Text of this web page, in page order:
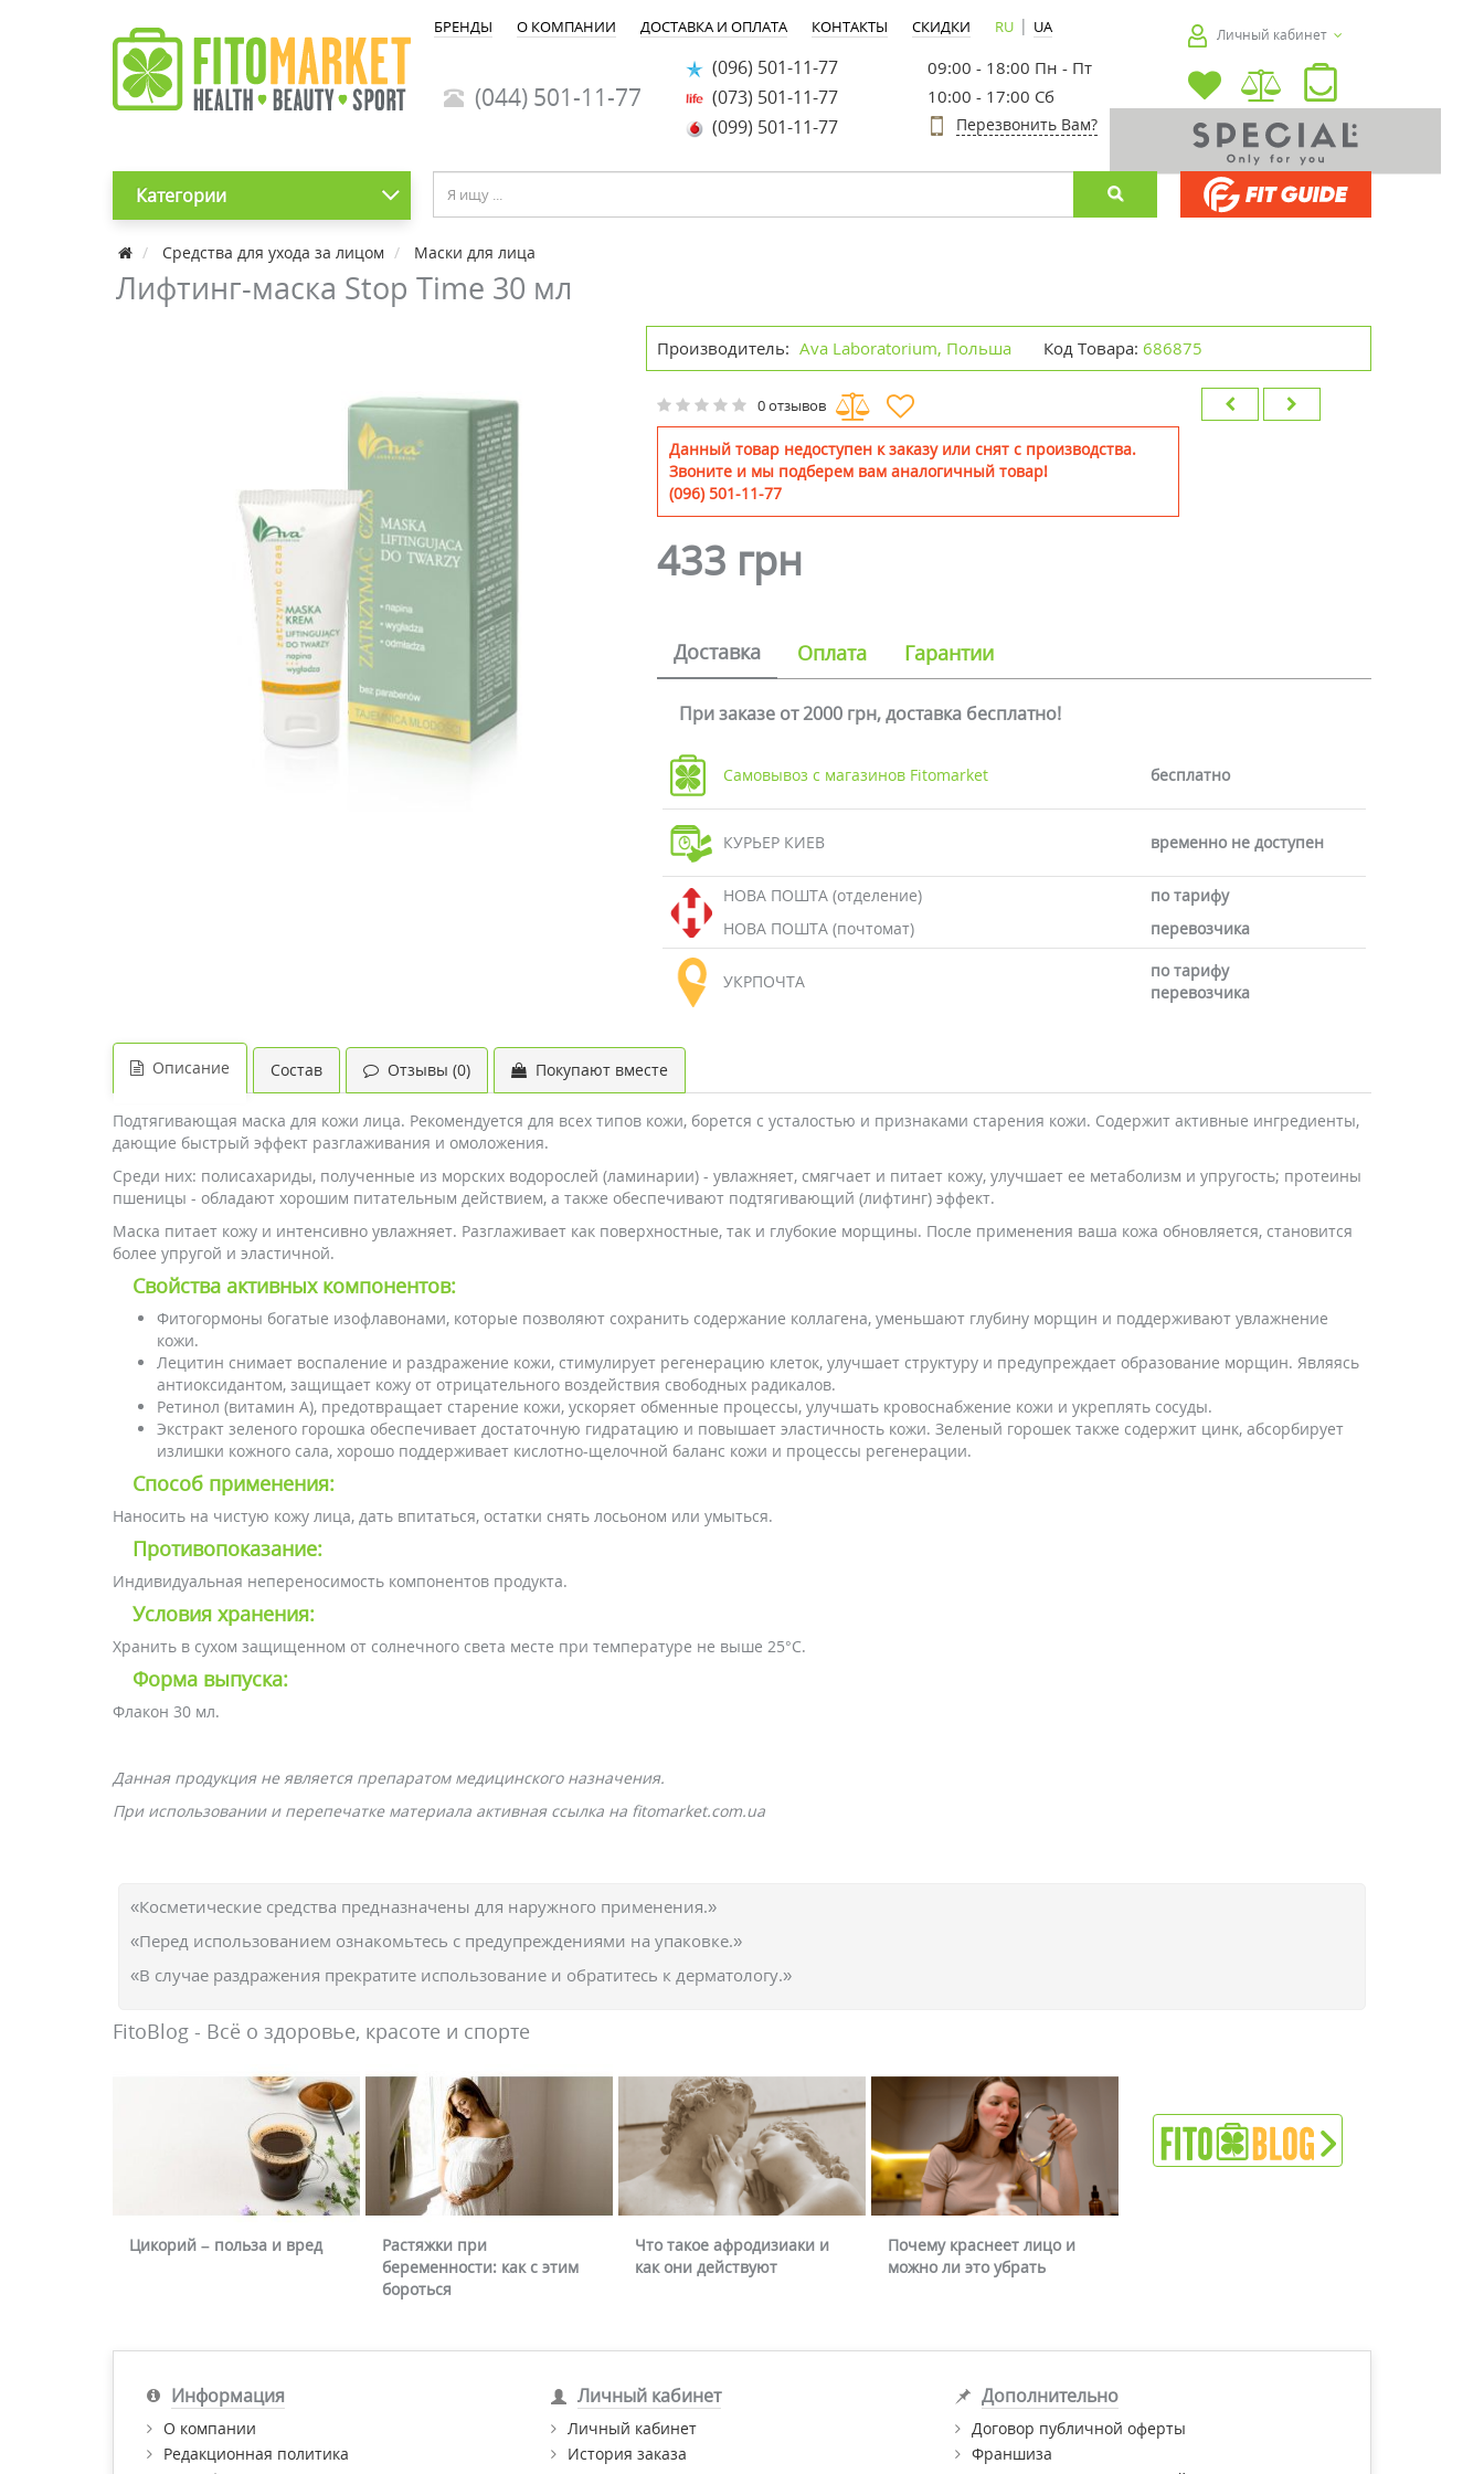
БРЕНДЫ О КОМПАНИИ ДОСТАВКА И ОПЛАТА КОНТАКТЫ СКИДКИ RU | UA
(044) 501-11-77
(096) 501-11-77
(073) 501-11-77
(099) 501-11-77
09:00 - 18:00 Пн - Пт
10:00 - 17:00 Сб
Перезвонить Вам?
Личный кабинет
Категории
Средства для ухода за лицом Маски для лица
Лифтинг-маска Stop Timе 30 мл
Производитель: Ava Laboratorium, Польша Код Товара: 686875
0 отзывов
Данный товар недоступен к заказу или снят с производства.
Звоните и мы подберем вам аналогичный товар!
(096) 501-11-77
433 грн
Доставка Оплата Гарантии
При заказе от 2000 грн, доставка бесплатно!
Самовывоз с магазинов Fitomarket бесплатно
КУРЬЕР КИЕВ временно не доступен
НОВА ПОШТА (отделение)
по тарифу
НОВА ПОШТА (почтомат)
перевозчика
УКРПОЧТА
по тарифу
перевозчика
Описание Состав Отзывы (0) Покупают вместе
Подтягивающая маска для кожи лица. Рекомендуется для всех типов кожи, борется с усталостью и признаками старения кожи. Содержит активные ингредиенты,
дающие быстрый эффект разглаживания и омоложения.
Среди них: полисахариды, полученные из морских водорослей (ламинарии) - увлажняет, смягчает и питает кожу, улучшает ее метаболизм и упругость; протеины
пшеницы - обладают хорошим питательным действием, а также обеспечивают подтягивающий (лифтинг) эффект.
Маска питает кожу и интенсивно увлажняет. Разглаживает как поверхностные, так и глубокие морщины. После применения ваша кожа обновляется, становится
более упругой и эластичной.
Свойства активных компонентов:
Фитогормоны богатые изофлавонами, которые позволяют сохранить содержание коллагена, уменьшают глубину морщин и поддерживают увлажнение
кожи.
Лецитин снимает воспаление и раздражение кожи, стимулирует регенерацию клеток, улучшает структуру и предупреждает образование морщин. Являясь
антиоксидантом, защищает кожу от отрицательного воздействия свободных радикалов.
Ретинол (витамин А), предотвращает старение кожи, ускоряет обменные процессы, улучшать кровоснабжение кожи и укреплять сосуды.
Экстракт зеленого горошка обеспечивает достаточную гидратацию и повышает эластичность кожи. Зеленый горошек также содержит цинк, абсорбирует
излишки кожного сала, хорошо поддерживает кислотно-щелочной баланс кожи и процессы регенерации.
Способ применения:
Наносить на чистую кожу лица, дать впитаться, остатки снять лосьоном или умыться.
Противопоказание:
Индивидуальная непереносимость компонентов продукта.
Условия хранения:
Хранить в сухом защищенном от солнечного света месте при температуре не выше 25°С.
Форма выпуска:
Флакон 30 мл.
Данная продукция не является препаратом медицинского назначения.
При использовании и перепечатке материала активная ссылка на fitomarket.com.ua
«Косметические средства предназначены для наружного применения.»
«Перед использованием ознакомьтесь с предупреждениями на упаковке.»
«В случае раздражения прекратите использование и обратитесь к дерматологу.»
FitoBlog - Всё о здоровье, красоте и спорте
Цикорий – польза и вред
Растяжки при
беременности: как с этим
бороться
Что такое афродизиаки и
как они действуют
Почему краснеет лицо и
можно ли это убрать
Информация
О компании
Редакционная политика
Личный кабинет
Личный кабинет
История заказа
Дополнительно
Договор публичной оферты
Франшиза